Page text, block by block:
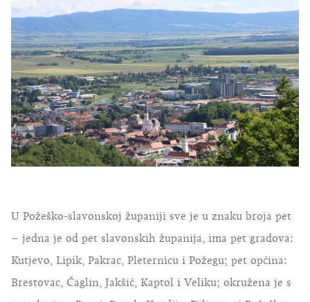
U Požeško-slavonskoj županiji sve je u znaku broja pet
– jedna je od pet slavonskih županija, ima pet gradova:
Kutjevo, Lipik, Pakrac, Pleternicu i Požegu; pet općina:
Brestovac, Čaglin, Jakšić, Kaptol i Veliku; okružena je s